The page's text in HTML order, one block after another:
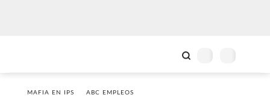
MAFIA EN IPS ABC EMPLEOS